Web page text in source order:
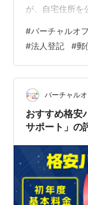
が、自宅住所を
ているのが、東
ループが運営す
ート三軒茶屋オ
競争が熾烈です
「初期費用・保
という、他社
#バーチャルオ
#法人登記 #郵
バーチャル
おすすめ格安
サポート」の